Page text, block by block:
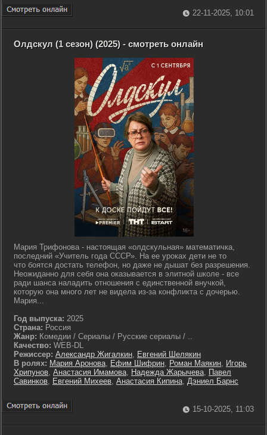
22-11-2025, 10:01
Олдскул (1 сезон) (2025) - смотреть онлайн
Мария Трифонова - настоящая «олдскульная» математичка,
последний «Учитель года СССР». На ее уроках дети не то
что боятся достать телефон, но даже не дышат без разрешения.
Неожиданно для себя она оказывается в элитной школе - все
ради шанса наладить отношения с единственной внучкой,
которую она много лет не видела из-за конфликта с дочерью.
Мария...
Год выпуска: 2025
Страна: Россия
Жанр: Комедии / Сериалы / Русские сериалы / ..
Качество: WEB-DL
Режиссер: Александр Жигалкин, Евгений Шелякин
В ролях: Мария Аронова, Ефим Шифрин, Роман Маякин, Игорь
Хрипунов, Анастасия Имамова, Надежда Жарычева, Павел
Савинков, Евгений Михеев, Анастасия Кипина, Дэниел Барнс
15-10-2025, 11:03